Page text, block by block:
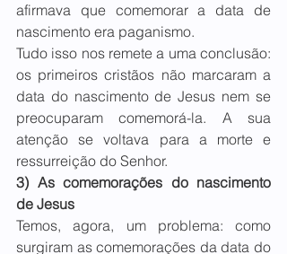
afirmava que comemorar a data de
nascimento era paganismo.
Tudo isso nos remete a uma conclusão:
os primeiros cristãos não marcaram a
data do nascimento de Jesus nem se
preocuparam comemorá-la. A sua
atenção se voltava para a morte e
ressurreição do Senhor.
3) As comemorações do nascimento
de Jesus
Temos, agora, um problema: como
surgiram as comemorações da data do